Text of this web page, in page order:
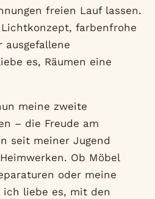
freien Lauf lassen.
farbenfrohe
ausgefallene
es, Räumen eine
meine zweite
– die Freude am
seit meiner Jugend
Ob Möbel
oder meine
ich liebe es, mit den